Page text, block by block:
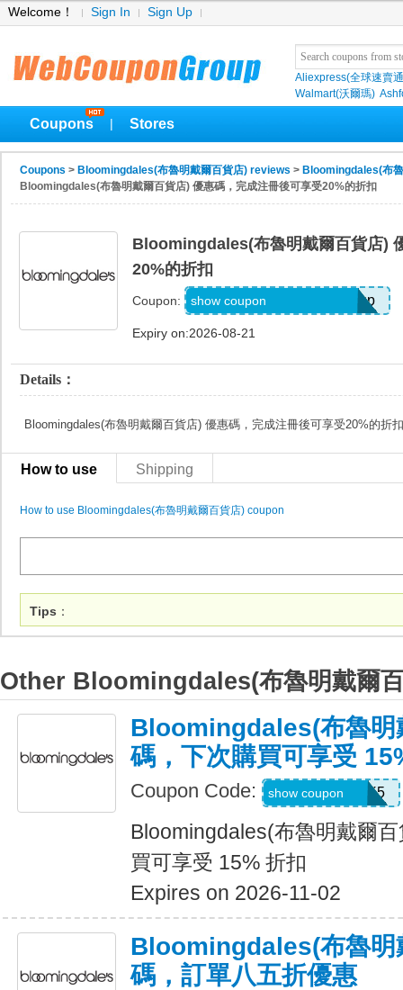
Welcome！ Sign In Sign Up
Aliexpress(全球速賣
Walmart(沃爾瑪)
Coupons Stores
Coupons > Bloomingdales(布魯明戴爾百貨店) reviews > Bloomingdales(布
Bloomingdales(布魯明戴爾百貨店) 優惠碼，完成注冊後可享受20%的折扣
Bloomingdales(布魯明戴爾百貨店)
20%的折扣
Coupon: Code Provided with Signup
show coupon
Expiry on:2026-08-21
Details：
Bloomingdales(布魯明戴爾百貨店) 優惠碼，完成注冊後可享受20%的折扣
How to use Shipping
How to use Bloomingdales(布魯明戴爾百貨店) coupon
Tips ：
Other Bloomingdales(布魯明戴爾
Bloomingdales(布魯明
碼，下次購買可享受
Coupon Code: Z7QH7Z778XK5
show coupon
Bloomingdales(布魯明戴爾
買可享受 15% 折扣
Expires on 2026-11-02
Bloomingdales(布魯明
碼，訂單八五折優惠